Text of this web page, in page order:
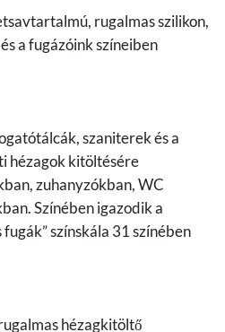
rugalmas szilikon,
a fugázóink színeiben
szaniterek és a
hézagok kitöltésére
zuhanyzókban, WC
Színében igazodik a
színskála 31 színében
hézagkitöltő